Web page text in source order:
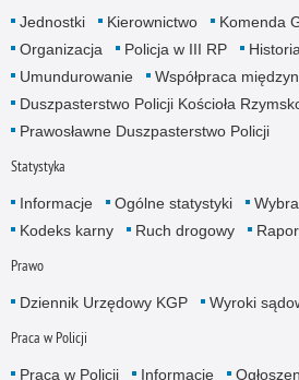
Jednostki Kierownictwo
Komenda
Organizacja
Policja w III RP Historia
Umundurowanie
Współpraca
Duszpasterstwo Policji Kościoła
Prawosławne Duszpasterstwo Policji
Statystyka
Informacje Ogólne statystyki
Kodeks karny
Ruch drogowy
Prawo
Dziennik Urzędowy KGP Wyroki
Praca w Policji
Praca w Policji Informacje